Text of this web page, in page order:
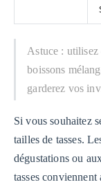
Astuce : utilisez
boissons
garderez vos
Si vous souhaitez
tailles de tasses.
dégustations ou
tasses